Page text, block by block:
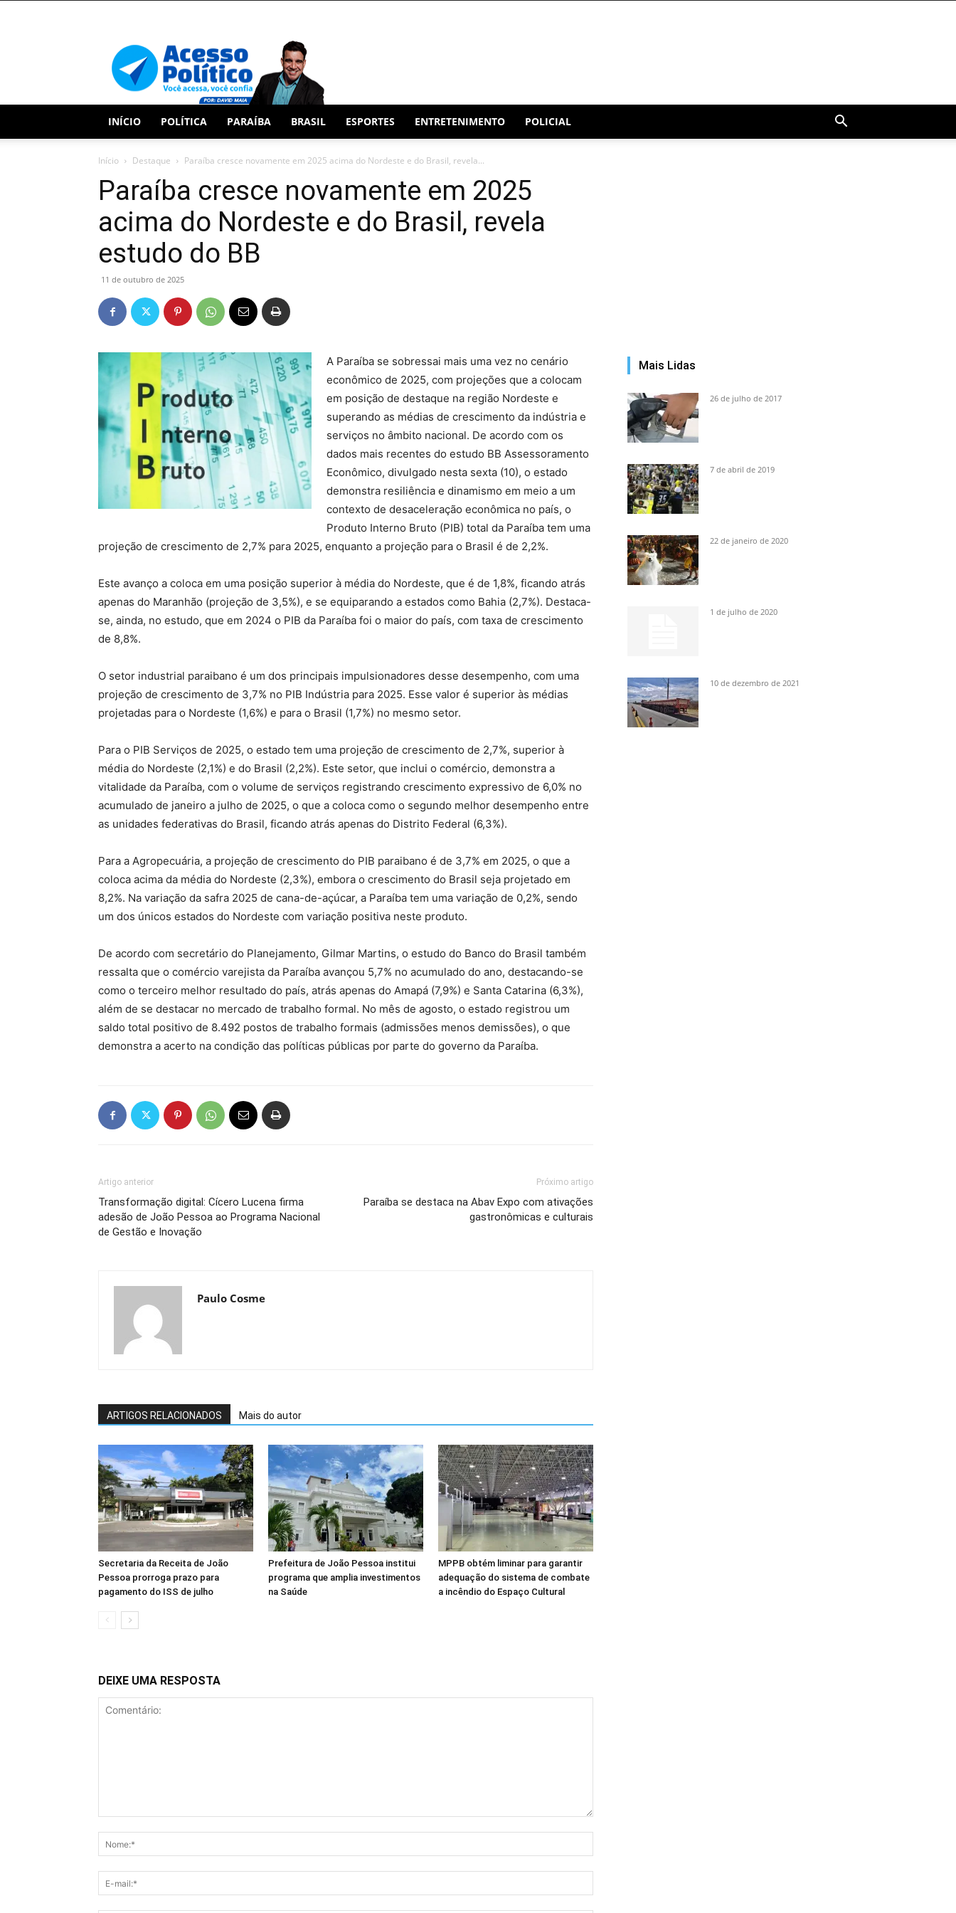
INÍCIO POLÍTICA PARAÍBA BRASIL ESPORTES ENTRETENIMENTO POLICIAL
Início Destaque Paraíba cresce novamente em 2025 acima do Nordeste e do Brasil, revela...
Paraíba cresce novamente em 2025
acima do Nordeste e do Brasil, revela
estudo do BB
11 de outubro de 2025
A Paraíba se sobressai mais uma vez no cenário
econômico de 2025, com projeções que a colocam
em posição de destaque na região Nordeste e
superando as médias de crescimento da indústria e
serviços no âmbito nacional. De acordo com os
dados mais recentes do estudo BB Assessoramento
Econômico, divulgado nesta sexta (10), o estado
demonstra resiliência e dinamismo em meio a um
contexto de desaceleração econômica no país, o
Produto Interno Bruto (PIB) total da Paraíba tem uma
projeção de crescimento de 2,7% para 2025, enquanto a projeção para o Brasil é de 2,2%.
Este avanço a coloca em uma posição superior à média do Nordeste, que é de 1,8%, ficando atrás
apenas do Maranhão (projeção de 3,5%), e se equiparando a estados como Bahia (2,7%). Destaca-
se, ainda, no estudo, que em 2024 o PIB da Paraíba foi o maior do país, com taxa de crescimento
de 8,8%.
O setor industrial paraibano é um dos principais impulsionadores desse desempenho, com uma
projeção de crescimento de 3,7% no PIB Indústria para 2025. Esse valor é superior às médias
projetadas para o Nordeste (1,6%) e para o Brasil (1,7%) no mesmo setor.
Para o PIB Serviços de 2025, o estado tem uma projeção de crescimento de 2,7%, superior à
média do Nordeste (2,1%) e do Brasil (2,2%). Este setor, que inclui o comércio, demonstra a
vitalidade da Paraíba, com o volume de serviços registrando crescimento expressivo de 6,0% no
acumulado de janeiro a julho de 2025, o que a coloca como o segundo melhor desempenho entre
as unidades federativas do Brasil, ficando atrás apenas do Distrito Federal (6,3%).
Para a Agropecuária, a projeção de crescimento do PIB paraibano é de 3,7% em 2025, o que a
coloca acima da média do Nordeste (2,3%), embora o crescimento do Brasil seja projetado em
8,2%. Na variação da safra 2025 de cana-de-açúcar, a Paraíba tem uma variação de 0,2%, sendo
um dos únicos estados do Nordeste com variação positiva neste produto.
De acordo com secretário do Planejamento, Gilmar Martins, o estudo do Banco do Brasil também
ressalta que o comércio varejista da Paraíba avançou 5,7% no acumulado do ano, destacando-se
como o terceiro melhor resultado do país, atrás apenas do Amapá (7,9%) e Santa Catarina (6,3%),
além de se destacar no mercado de trabalho formal. No mês de agosto, o estado registrou um
saldo total positivo de 8.492 postos de trabalho formais (admissões menos demissões), o que
demonstra a acerto na condição das políticas públicas por parte do governo da Paraíba.
Artigo anterior
Transformação digital: Cícero Lucena firma
adesão de João Pessoa ao Programa Nacional
de Gestão e Inovação
Próximo artigo
Paraíba se destaca na Abav Expo com ativações
gastronômicas e culturais
Paulo Cosme
ARTIGOS RELACIONADOS Mais do autor
Secretaria da Receita de João
Pessoa prorroga prazo para
pagamento do ISS de julho
Prefeitura de João Pessoa institui
programa que amplia investimentos
na Saúde
MPPB obtém liminar para garantir
adequação do sistema de combate
a incêndio do Espaço Cultural
DEIXE UMA RESPOSTA
Mais Lidas
26 de julho de 2017
7 de abril de 2019
22 de janeiro de 2020
1 de julho de 2020
10 de dezembro de 2021